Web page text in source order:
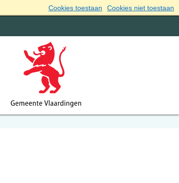
Cookies toestaan Cookies niet toestaan